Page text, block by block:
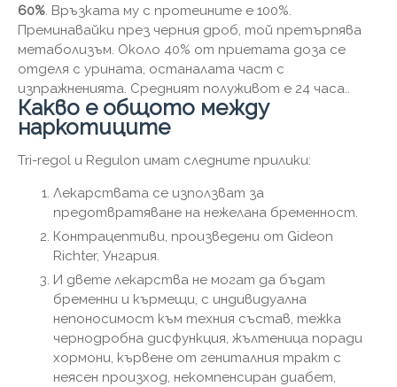
60%. Връзката му с протеините е 100%.
Преминавайки през черния дроб, той претърпява
метаболизъм. Около 40% от приетата доза се
отделя с урината, останалата част с
изпражненията. Средният полуживот е 24 часа..
Какво е общото между
наркотиците
Tri-regol и Regulon имат следните прилики:
Лекарствата се използват за
предотвратяване на нежелана бременност.
Контрацептиви, произведени от Gideon
Richter, Унгария.
И двете лекарства не могат да бъдат
бременни и кърмещи, с индивидуална
непоносимост към техния състав, тежка
чернодробна дисфункция, жълтеница поради
хормони, кървене от гениталния тракт с
неясен произход, некомпенсиран диабет,